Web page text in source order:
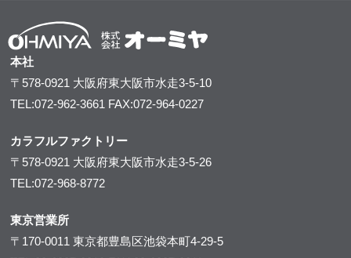
本社
〒578-0921 大阪府東大阪市水走3-5-10
TEL:072-962-3661 FAX:072-964-0227
カラフルファクトリー
〒578-0921 大阪府東大阪市水走3-5-26
TEL:072-968-8772
東京営業所
〒170-0011東京都豊島区池袋本町4-29-5